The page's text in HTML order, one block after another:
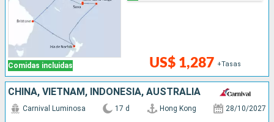
Comidas incluidas US$ 1,287 +Tasas
CHINA, VIETNAM, INDONESIA, AUSTRALIA
Carnival Luminosa 17 d Hong Kong 28/10/2027